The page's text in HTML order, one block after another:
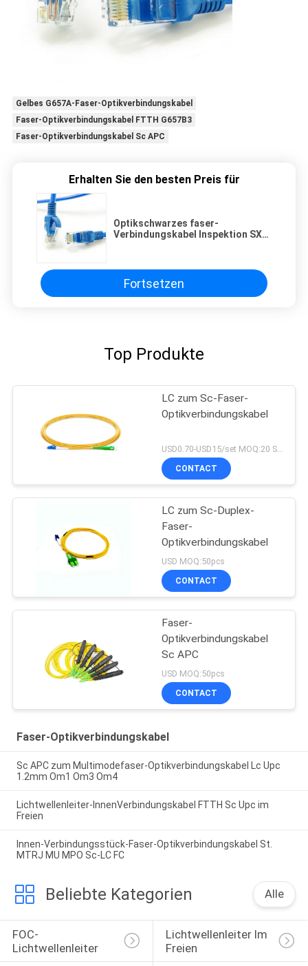
Gelbes G657A-Faser-Optikverbindungskabel
Faser-Optikverbindungskabel FTTH G657B3
Faser-Optikverbindungskabel Sc APC
Erhalten Sie den besten Preis für
Optikschwarzes faser-
Verbindungskabel Inspektion SX
Fortsetzen
Top Produkte
LC zum Sc-Faser-
Optikverbindungskabel
USD0.70-USD15/set MOQ:20 Sätze
CONTACT
LC zum Sc-Duplex-
Faser-
Optikverbindungskabel
USD MOQ:50pcs
CONTACT
Faser-
Optikverbindungskabel
Sc APC
USD MOQ:50pcs
CONTACT
Faser-Optikverbindungskabel
Sc APC zum Multimodefaser-Optikverbindungskabel Lc Upc
1.2mm Om1 Om3 Om4
Lichtwellenleiter-InnenVerbindungskabel FTTH Sc Upc im
Freien
Innen-Verbindungsstück-Faser-Optikverbindungskabel St.
MTRJ MU MPO Sc-LC FC
Beliebte Kategorien Alle
FOC-
Lichtwellenleiter
Lichtwellenleiter Im
Freien